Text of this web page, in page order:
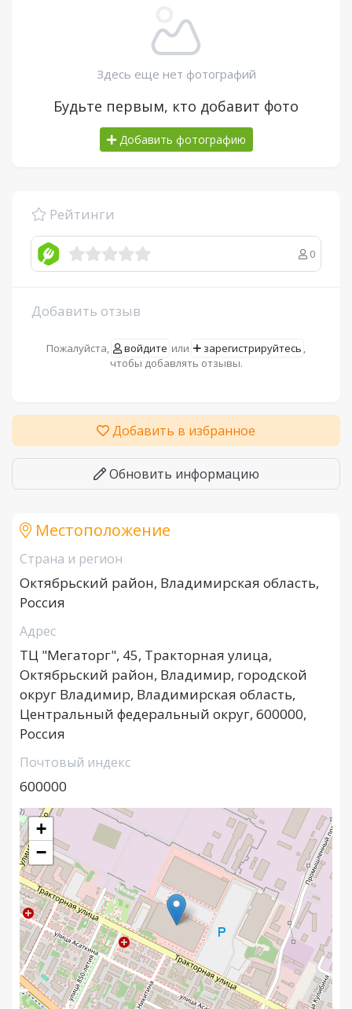
Здесь еще нет фотографий
Будьте первым, кто добавит фото
Добавить фотографию
Рейтинги
0
Добавить отзыв
Пожалуйста, войдите или зарегистрируйтесь ,
чтобы добавлять отзывы.
Добавить в избранное
Обновить информацию
Местоположение
Страна и регион
Октябрьский район, Владимирская область,
Россия
Адрес
ТЦ "Мегаторг", 45, Тракторная улица,
Октябрьский район, Владимир, городской
округ Владимир, Владимирская область,
Центральный федеральный округ, 600000,
Россия
Почтовый индекс
600000
+
−